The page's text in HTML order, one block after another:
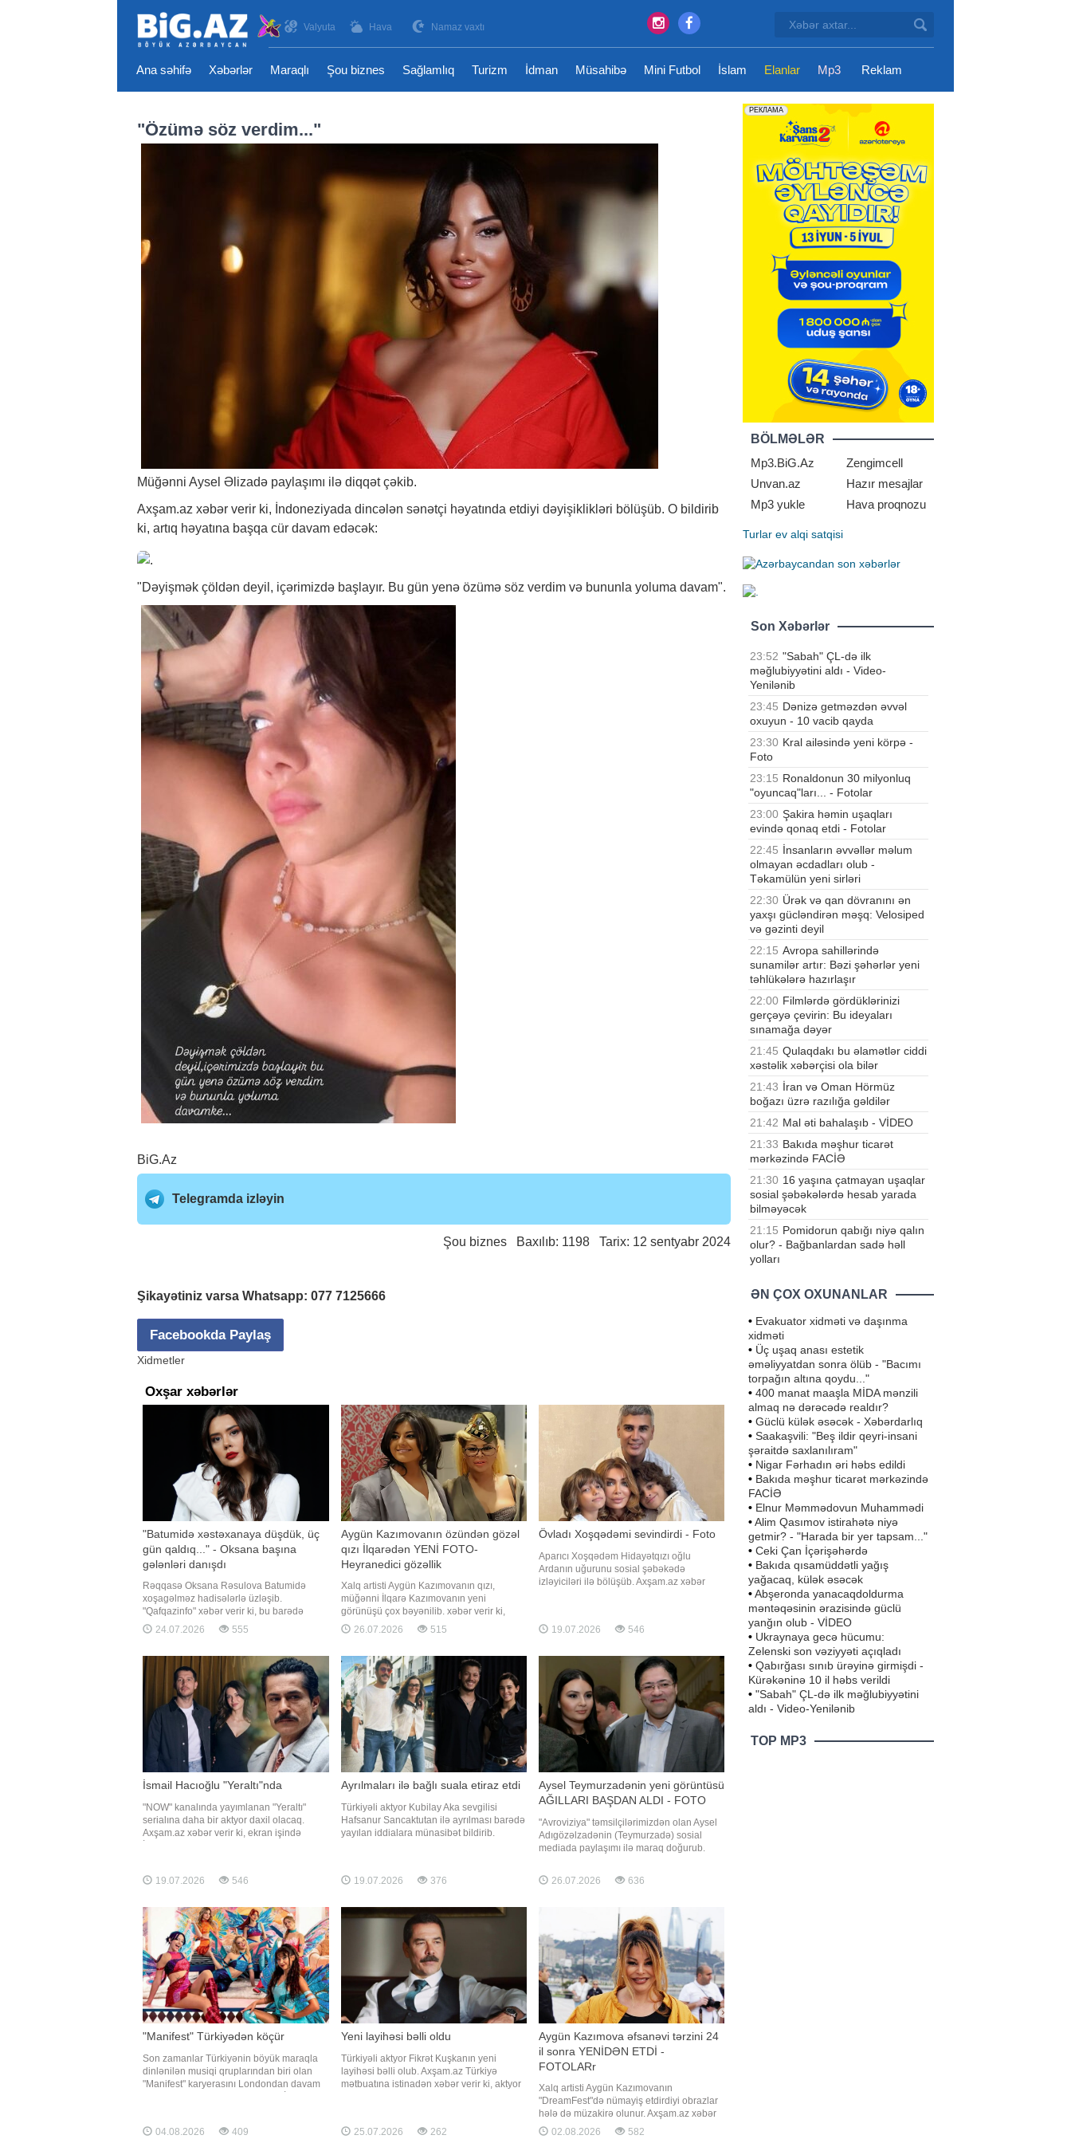
Valyuta Hava Namaz vaxtı
Ana səhifə Xəbərlər Maraqlı Şou biznes Sağlamlıq Turizm İdman Müsahibə Mini Futbol İslam Elanlar Mp3 Reklam
"Özümə söz verdim..."
Müğənni Aysel Əlizadə paylaşımı ilə diqqət çəkib.
Axşam.az xəbər verir ki, İndoneziyada dincələn sənətçi həyatında etdiyi dəyişiklikləri bölüşüb. O bildirib
ki, artıq həyatına başqa cür davam edəcək:
"Dəyişmək çöldən deyil, içərimizdə başlayır. Bu gün yenə özümə söz verdim və bununla yoluma davam".
BiG.Az
Telegramda izləyin
Şou biznes Baxılıb: 1198 Tarix: 12 sentyabr 2024
Şikayətiniz varsa Whatsapp: 077 7125666
Facebookda Paylaş
Xidmetler
Oxşar xəbərlər
"Batumidə xəstəxanaya düşdük, üç
gün qaldıq..." - Oksana başına
gələnləri danışdı
Rəqqasə Oksana Rəsulova Batumidə
xoşagəlməz hadisələrlə üzləşib.
"Qafqazinfo" xəbər verir ki, bu barədə
rəqqasə sosial şəbəkə hesabında
paylaşım edib. O ailəsi ilə birgə keçirdiyi 6
şikayətlənib: "Əgər Batumiyə getməyi
planlaşdırırsınızsa, xüsusil
24.07.2026 555
Aygün Kazımovanın özündən gözəl
qızı İlqarədən YENİ FOTO-
Heyranedici gözəllik
Xalq artisti Aygün Kazımovanın qızı,
müğənni İlqarə Kazımovanın yeni
görünüşü çox bəyənilib. xəbər verir ki,
müğənnin sosial mediada yeni görüntüləri
yayımlanıb. Onun görünüşü və dəyişimi
izləyicilərin marağına səbəb olub.
Sözügedən paylaşımı təqdim edirik:
26.07.2026 515
Övladı Xoşqədəmi sevindirdi - Foto
Aparıcı Xoşqədəm Hidayətqızı oğlu
Ardanın uğurunu sosial şəbəkədə
izləyiciləri ilə bölüşüb. Axşam.az xəbər
sözlər həsr edib. Xoşqədəm bildirib ki,
19.07.2026 546
İsmail Hacıoğlu "Yeraltı"nda
"NOW" kanalında yayımlanan "Yeraltı"
serialına daha bir aktyor daxil olacaq.
Axşam.az xəbər verir ki, ekran işində
baş rolları Devrim Özkan
19.07.2026 546
Ayrılmaları ilə bağlı suala etiraz etdi
Türkiyəli aktyor Kubilay Aka sevgilisi
Hafsanur Sancaktutan ilə ayrılması barədə
yayılan iddialara münasibət bildirib.
yoxdur. Münasibətlər sosial mediada
19.07.2026 376
Aysel Teymurzadənin yeni görüntüsü
AĞILLARI BAŞDAN ALDI - FOTO
"Avroviziya" təmsilçilərimizdən olan Aysel
Adıgözəlzadənin (Teymurzadə) sosial
mediada paylaşımı ilə maraq doğurub.
instaqram hesabında paylaşıb. Aysel dərin
yarıqlı ağ libasda göz oxşayıb. Zərifliyi və
26.07.2026 636
"Manifest" Türkiyədən köçür
Son zamanlar Türkiyənin böyük maraqla
dinlənilən musiqi qruplarından biri olan
"Manifest" karyerasını Londondan davam
sözlərinə görə, üzvlərin birlikdə yaşadığ
04.08.2026 409
Yeni layihəsi bəlli oldu
Türkiyəli aktyor Fikrət Kuşkanın yeni
layihəsi bəlli olub. Axşam.az Türkiyə
mətbuatına istinadən xəbər verir ki, aktyor
kanalında yayımlanacaq
25.07.2026 262
Aygün Kazımova əfsanəvi tərzini 24
il sonra YENİDƏN ETDİ -
FOTOLARr
Xalq artisti Aygün Kazımovanın
"DreamFest"də nümayiş etdirdiyi obrazlar
hələ də müzakirə olunur. Axşam.az xəbər
verir ki, Pop kraliçanın firuzəyi xalça üçün
seçdiyi görünüş izləyiciləri 24 il əvvələ
02.08.2026 582
BÖLMƏLƏR
Mp3.BiG.Az
Zengimcell
Unvan.az
Hazır mesajlar
Mp3 yukle
Hava proqnozu
Turlar ev alqi satqisi
Son Xəbərlər
23:52 "Sabah" ÇL-də ilk
məğlubiyyətini aldı - Video-
Yenilənib
23:45 Dənizə getməzdən əvvəl
oxuyun - 10 vacib qayda
23:30 Kral ailəsində yeni körpə -
Foto
23:15 Ronaldonun 30 milyonluq
"oyuncaq"ları... - Fotolar
23:00 Şakira həmin uşaqları
evində qonaq etdi - Fotolar
22:45 İnsanların əvvəllər məlum
olmayan əcdadları olub -
Təkamülün yeni sirləri
22:30 Ürək və qan dövranını ən
yaxşı gücləndirən məşq: Velosiped
və gəzinti deyil
22:15 Avropa sahillərində
sunamilər artır: Bəzi şəhərlər yeni
təhlükələrə hazırlaşır
22:00 Filmlərdə gördüklərinizi
gerçəyə çevirin: Bu ideyaları
sınamağa dəyər
21:45 Qulaqdakı bu əlamətlər ciddi
xəstəlik xəbərçisi ola bilər
21:43 İran və Oman Hörmüz
boğazı üzrə razılığa gəldilər
21:42 Mal əti bahalaşıb - VİDEO
21:33 Bakıda məşhur ticarət
mərkəzində FACİƏ
21:30 16 yaşına çatmayan uşaqlar
sosial şəbəkələrdə hesab yarada
bilməyəcək
21:15 Pomidorun qabığı niyə qalın
olur? - Bağbanlardan sadə həll
yolları
ƏN ÇOX OXUNANLAR
• Evakuator xidməti və daşınma
xidməti
• Üç uşaq anası estetik
əməliyyatdan sonra ölüb - "Bacımı
torpağın altına qoydu..."
• 400 manat maaşla MİDA mənzili
almaq nə dərəcədə realdır?
• Güclü külək əsəcək - Xəbərdarlıq
• Saakaşvili: "Beş ildir qeyri-insani
şəraitdə saxlanılıram"
• Nigar Fərhadın əri həbs edildi
• Bakıda məşhur ticarət mərkəzində
FACİƏ
• Elnur Məmmədovun Muhammədi
•Alim Qasımov istirahətə niyə
getmir? - "Harada bir yer tapsam..."
• Ceki Çan İçərişəhərdə
• Bakıda qısamüddətli yağış
yağacaq, külək əsəcək
•Abşeronda yanacaqdoldurma
məntəqəsinin ərazisində güclü
yanğın olub - VİDEO
• Ukraynaya gecə hücumu:
Zelenski son vəziyyəti açıqladı
• Qabırğası sınıb ürəyinə girmişdi -
Kürəkəninə 10 il həbs verildi
• "Sabah" ÇL-də ilk məğlubiyyətini
aldı - Video-Yenilənib
TOP MP3